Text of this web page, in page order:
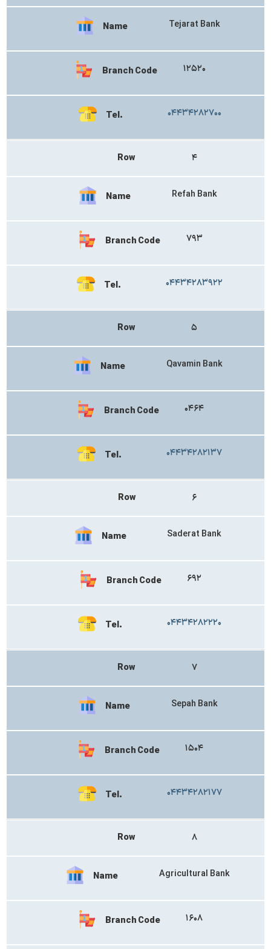
Name Tejarat Bank
Branch Code ۱۲۵۲۰
Tel. ۰۴۴۳۴۲۸۲۷۰۰
Row ۴
Name Refah Bank
Branch Code ۷۹۳
Tel. ۰۴۴۳۴۲۸۳۹۲۲
Row ۵
Name Qavamin Bank
Branch Code ۰۴۶۴
Tel. ۰۴۴۳۴۲۸۲۱۳۷
Row ۶
Name Saderat Bank
Branch Code ۶۹۲
Tel. ۰۴۴۳۴۲۸۲۲۲۰
Row ۷
Name Sepah Bank
Branch Code ۱۵۰۴
Tel. ۰۴۴۳۴۲۸۲۱۷۷
Row ۸
Name Agricultural Bank
Branch Code ۱۶۰۸